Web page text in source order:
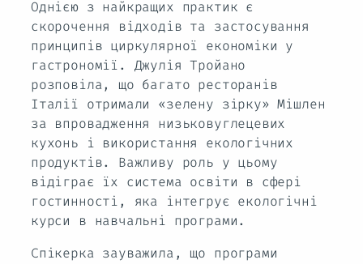
Однією з найкращих практик є
скорочення відходів та застосування
принципів циркулярної економіки у
гастрономії. Джулія Тройано
розповіла, що багато ресторанів
Італії отримали «зелену зірку» Мішлен
за впровадження низьковуглецевих
кухонь і використання екологічних
продуктів. Важливу роль у цьому
відіграє їх система освіти в сфері
гостинності, яка інтегрує екологічні
курси в навчальні програми.
Спікерка зауважила, що програми